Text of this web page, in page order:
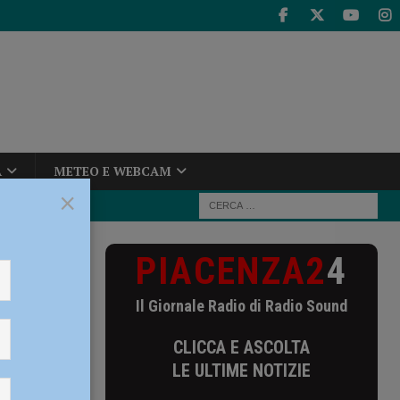
METEO E WEBCAM
week
PIACENZA24
Il Giornale Radio di Radio Sound
CLICCA E ASCOLTA
LE ULTIME NOTIZIE
×